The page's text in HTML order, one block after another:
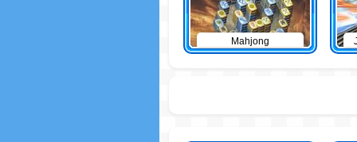
Mahjong